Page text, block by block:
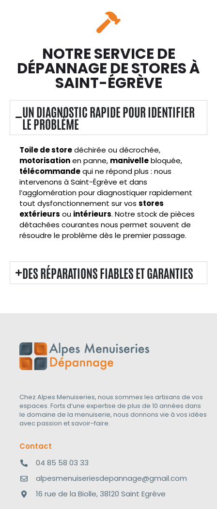
NOTRE SERVICE DE
DÉPANNAGE DE STORES À
SAINT-ÉGRÈVE
UN DIAGNOSTIC RAPIDE POUR IDENTIFIER
LE PROBLÈME
Toile de storedéchirée ou décrochée,
motorisationen panne, manivellebloquée,
télécommandequi ne répond plus : nous
intervenons à Saint-Égrève et dans
l’agglomération pour diagnostiquer rapidement
tout dysfonctionnement sur vos stores
extérieurs ou intérieurs. Notre stock de pièces
détachées courantes nous permet souvent de
résoudre le problème dès le premier passage.
DES RÉPARATIONS FIABLES ET GARANTIES
Chez Alpes Menuiseries, nous sommes les artisans de vos
espaces. Forts d’une expertise de plus de 10 années dans
le domaine de la menuiserie, nous donnons vie à vos idées
avec passion et savoir-faire.
Contact
04 85 58 03 33
alpesmenuiseriesdepannage@gmail.com
16 rue de la Biolle, 38120 Saint Egrève